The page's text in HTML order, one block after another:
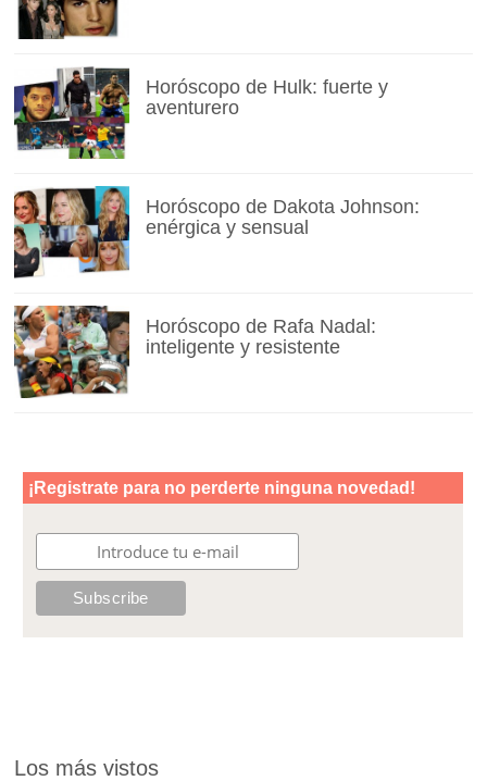
Horóscopo de Hulk: fuerte y
aventurero
Horóscopo de Dakota Johnson:
enérgica y sensual
Horóscopo de Rafa Nadal:
inteligente y resistente
Los más vistos